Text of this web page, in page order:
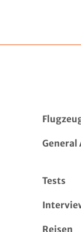
General
Tests
Reisen